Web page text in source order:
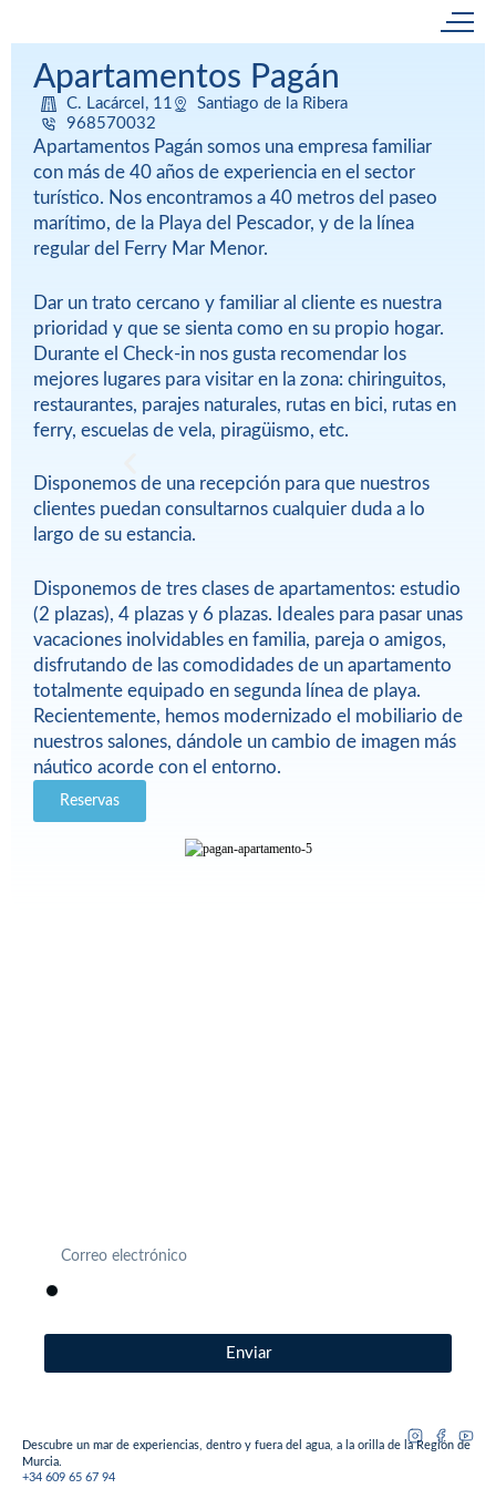
Apartamentos Pagán
C. Lacárcel, 11
Santiago de la Ribera
968570032
Apartamentos Pagán somos una empresa familiar
con más de 40 años de experiencia en el sector
turístico. Nos encontramos a 40 metros del paseo
marítimo, de la Playa del Pescador, y de la línea
regular del Ferry Mar Menor.
Dar un trato cercano y familiar al cliente es nuestra
prioridad y que se sienta como en su propio hogar.
Durante el Check-in nos gusta recomendar los
mejores lugares para visitar en la zona: chiringuitos,
restaurantes, parajes naturales, rutas en bici, rutas en
ferry, escuelas de vela, piragüismo, etc.
Disponemos de una recepción para que nuestros
clientes puedan consultarnos cualquier duda a lo
largo de su estancia.
Disponemos de tres clases de apartamentos: estudio
(2 plazas), 4 plazas y 6 plazas. Ideales para pasar unas
vacaciones inolvidables en familia, pareja o amigos,
disfrutando de las comodidades de un apartamento
totalmente equipado en segunda línea de playa.
Recientemente, hemos modernizado el mobiliario de
nuestros salones, dándole un cambio de imagen más
náutico acorde con el entorno.
Reservas
Enviar
Descubre un mar de experiencias, dentro y fuera del agua, a la orilla de la Región de
Murcia.
+34 609 65 67 94